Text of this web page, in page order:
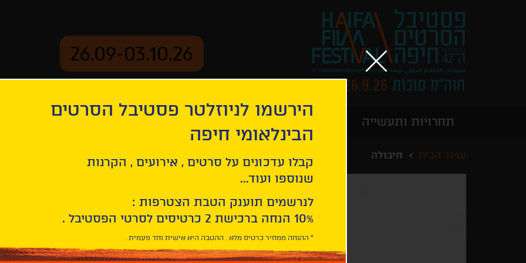
26.09-03.10.26
תחרויות ותעשייה
עמוד הבית חיבולה
הירשמו לניוזלטר פסטיבל הסרטים
הבינלאומי חיפה
קבלו עדכונים על סרטים , אירועים , הקרנות
שנוספו ועוד...
לנרשמים תוענק הטבת הצטרפות :
10% הנחה ברכישת 2 כרטיסים לסרטי הפסטיבל .
* ההנחה ממחיר כרטיס מלא . ההטבה היא אישית וחד פעמית .